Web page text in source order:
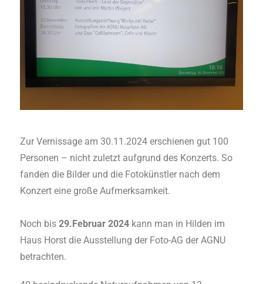
Zur Vernissage am 30.11.2024 erschienen gut 100
Personen – nicht zuletzt aufgrund des Konzerts. So
fanden die Bilder und die Fotokünstler nach dem
Konzert eine große Aufmerksamkeit.
Noch bis29.Februar 2024kann man in Hilden im
Haus Horst die Ausstellung der Foto-AG der AGNU
betrachten.